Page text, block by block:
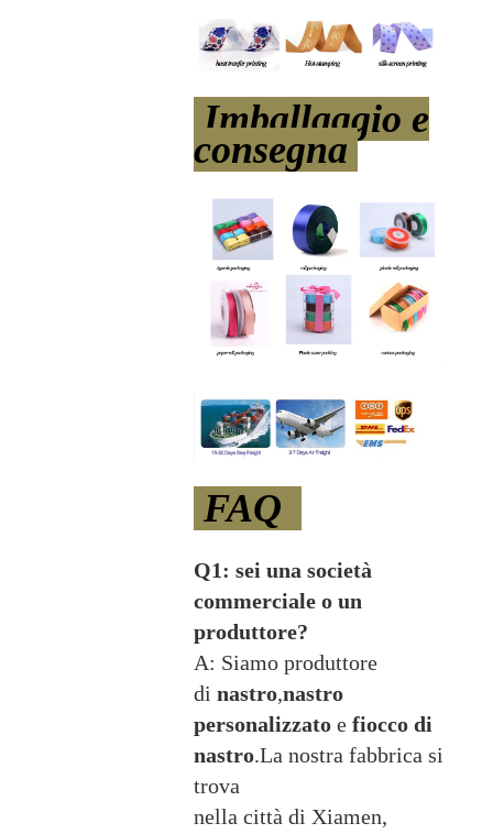
Imballaggio e
consegna
FAQ
Q1: sei una società
commerciale o un
produttore?
A: Siamo produttore
di nastro,nastro
personalizzatoe fiocco di
nastro.La nostra fabbrica si
trova
nella città di Xiamen,